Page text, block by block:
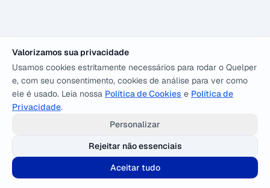
Valorizamos sua privacidade
Usamos cookies estritamente necessários para rodar o Quelper
e, com seu consentimento, cookies de análise para ver como
ele é usado. Leia nossa Política de Cookies e Política de
Privacidade.
Personalizar
Rejeitar não essenciais
Aceitar tudo